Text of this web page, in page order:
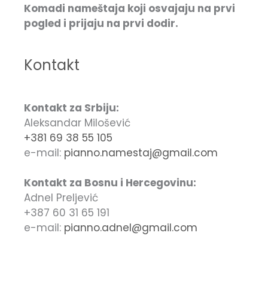
Komadi nameštaja koji osvajaju na prvi
pogled i prijaju na prvi dodir.
Kontakt
Kontakt za Srbiju:
Aleksandar Milošević
+381 69 38 55 105
e-mail: pianno.namestaj@gmail.com
Kontakt za Bosnu i Hercegovinu:
Adnel Preljević
+387 60 31 65 191
e-mail: pianno.adnel@gmail.com